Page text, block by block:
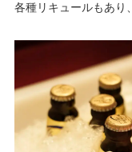
各種リキュールもあり